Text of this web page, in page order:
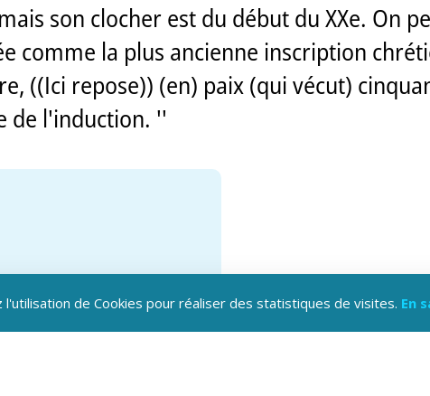
son clocher est du début du XXe. On
comme la plus ancienne inscription
((Ici repose)) (en) paix (qui vécut)
de l'induction. ''
de Cookies pour réaliser des statistiques de visites. En